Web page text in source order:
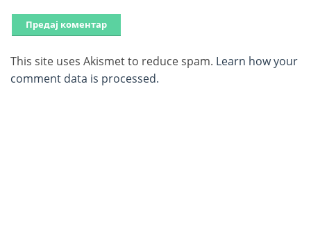
This site uses Akismet to reduce spam. Learn how your
comment data is processed.